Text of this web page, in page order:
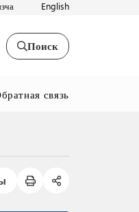
English
Поиск
связь